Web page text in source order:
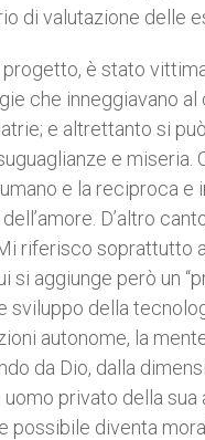
di valutazione delle
è stato
che inneggiavano al
e altrettanto si
e miseria.
e la reciproca
D’altro
riferisco soprattutto
si aggiunge però un
della
autonome, la
da Dio, dalla
privato della sua
possibile diventa